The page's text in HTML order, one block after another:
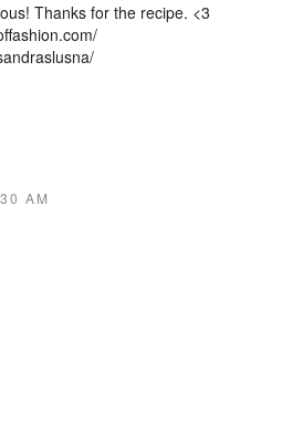
Thanks for the recipe. <3
AM